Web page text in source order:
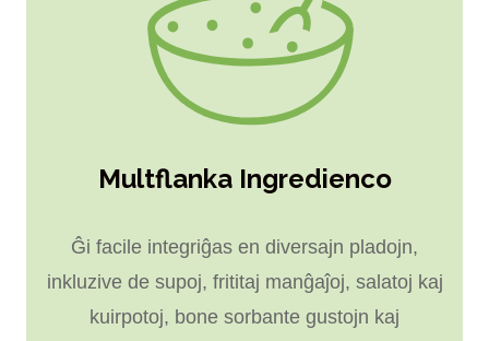
Multflanka Ingredienco
Ĝi facile integriĝas en diversajn pladojn,
inkluzive de supoj, frititaj manĝaĵoj, salatoj kaj
kuirpotoj, bone sorbante gustojn kaj